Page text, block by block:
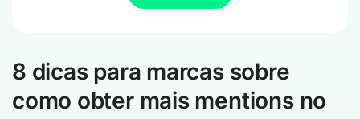
8 dicas para marcas sobre
como obter mais mentions no